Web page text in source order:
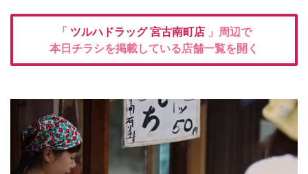
「 ツルハドラッグ宮古南町店 」周辺で
本日チラシを掲載している店舗一覧を開く